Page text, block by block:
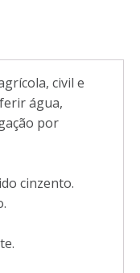
civil e
água,
por
cinzento.